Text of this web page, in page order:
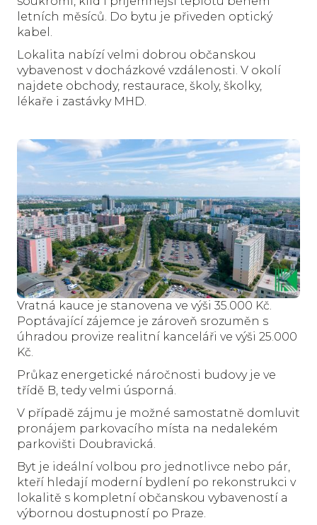
letních měsíců. Do bytu je přiveden optický
kabel.
Lokalita nabízí velmi dobrou občanskou
vybavenost v docházkové vzdálenosti. V okolí
najdete obchody, restaurace, školy, školky,
lékaře i zastávky MHD.
Vratná kauce je stanovena ve výši 35.000 Kč.
Poptávající zájemce je zároveň srozuměn s
úhradou provize realitní kanceláři ve výši 25.000
Kč.
Průkaz energetické náročnosti budovy je ve
třídě B, tedy velmi úsporná.
V případě zájmu je možné samostatně domluvit
pronájem parkovacího místa na nedalekém
parkovišti Doubravická.
Byt je ideální volbou pro jednotlivce nebo pár,
kteří hledají moderní bydlení po rekonstrukci v
lokalitě s kompletní občanskou vybaveností a
výbornou dostupností po Praze.